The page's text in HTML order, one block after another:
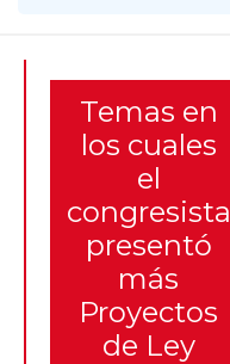
Temas en
los cuales
el
congresista
presentó
más
Proyectos
de Ley